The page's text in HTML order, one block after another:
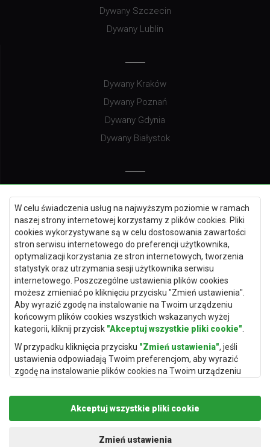
W celu świadczenia usług na najwyższym poziomie w ramach
naszej strony internetowej korzystamy z plików cookies. Pliki
cookies wykorzystywane są w celu dostosowania zawartości
stron serwisu internetowego do preferencji użytkownika,
optymalizacji korzystania ze stron internetowych, tworzenia
statystyk oraz utrzymania sesji użytkownika serwisu
internetowego. Poszczególne ustawienia plików cookies
możesz zmieniać po kliknięciu przycisku "Zmień ustawienia".
Aby wyrazić zgodę na instalowanie na Twoim urządzeniu
końcowym plików cookies wszystkich wskazanych wyżej
kategorii, kliknij przycisk "Akceptuj wszystkie pliki cookie"
W przypadku kliknięcia przycisku "Zmień ustawienia", jeśli
ustawienia odpowiadają Twoim preferencjom, aby wyrazić
zgodę na instalowanie plików cookies na Twoim urządzeniu
"Zapisz i zaakceptuj".
Podstawą przetwarzania danych osobowych, w zakresie w
administratora danych osobowych (Rugito Radosław Bartosik z
Akceptuj wszystkie pliki cookie
Zmień ustawienia
Dywany Szczecin
Dywany Lublin
Dywany Kraków
Dywany Poznań
Dywany Gdynia
Dywany Białystok
Dywany Gdańsk
Dywany Toruń
Dywany Bydgoszcz
Dywany Łódź
Dywany Katowice
Dywany Częstochowa
Copyright © 2019Rugito . Wszelkie prawa zastrzeżone.